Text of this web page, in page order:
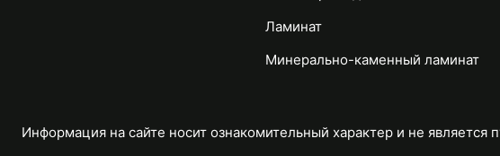
Ламинат
Минерально-каменный ламинат
Информация на сайте носит ознакомительный характер и не